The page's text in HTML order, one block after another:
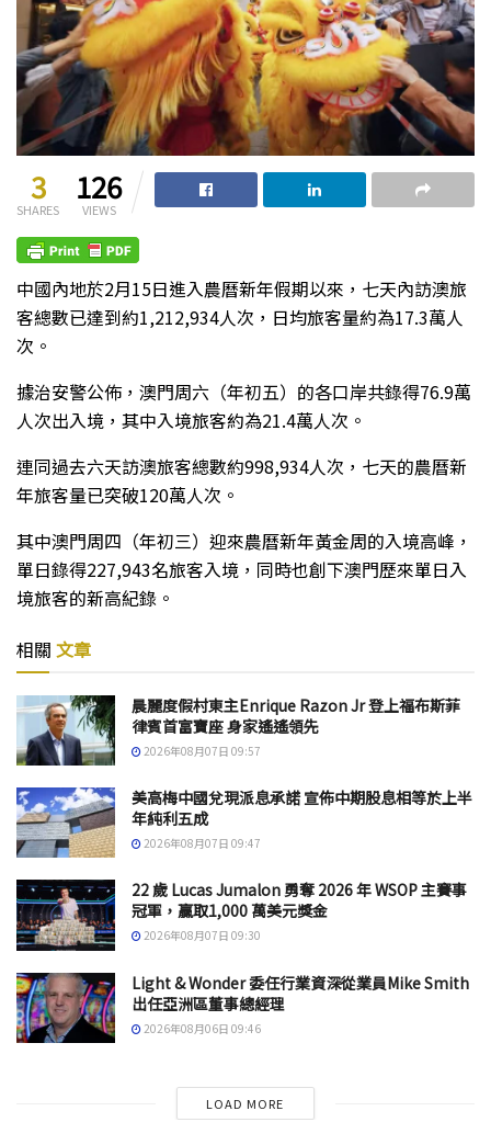
3
SHARES
126
VIEWS
中國內地於2月15日進入農曆新年假期以來，七天內訪澳旅
客總數已達到約1,212,934人次，日均旅客量約為17.3萬人
次。
據治安警公佈，澳門周六（年初五）的各口岸共錄得76.9萬
人次出入境，其中入境旅客約為21.4萬人次。
連同過去六天訪澳旅客總數約998,934人次，七天的農曆新
年旅客量已突破120萬人次。
其中澳門周四（年初三）迎來農曆新年黃金周的入境高峰，
單日錄得227,943名旅客入境，同時也創下澳門歷來單日入
境旅客的新高紀錄。
相關 文章
晨麗度假村東主Enrique Razon Jr 登上福布斯菲
律賓首富寶座 身家遙遙領先
2026年08月07日 09:57
美高梅中國兌現派息承諾 宣佈中期股息相等於上半
年純利五成
2026年08月07日 09:47
22 歲 Lucas Jumalon 勇奪 2026 年 WSOP 主賽事
冠軍，贏取1,000 萬美元獎金
2026年08月07日 09:30
Light & Wonder 委任行業資深從業員Mike Smith
出任亞洲區董事總經理
2026年08月06日 09:46
LOAD MORE